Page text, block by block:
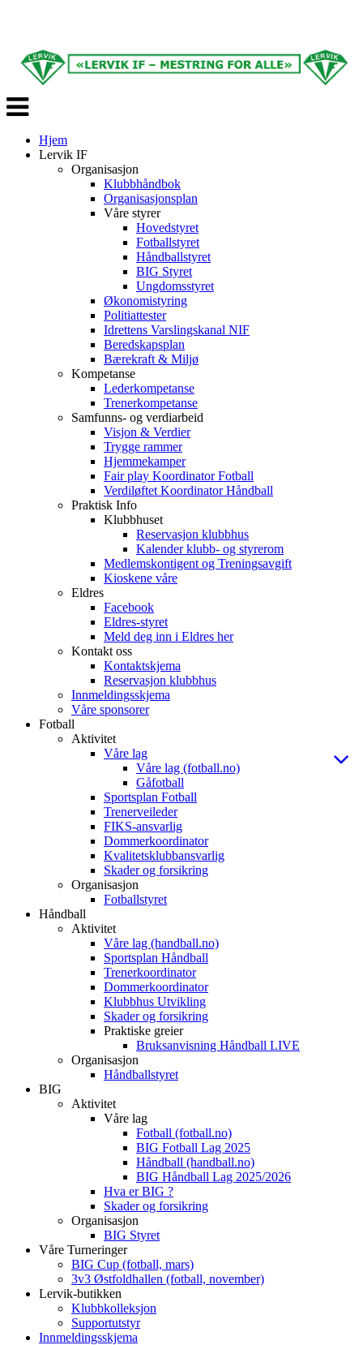
Veksle
navigasjon
Hjem
Lervik IF
Organisasjon
Klubbhåndbok
Organisasjonsplan
Våre styrer
Hovedstyret
Fotballstyret
Håndballstyret
BIG Styret
Ungdomsstyret
Økonomistyring
Politiattester
Idrettens Varslingskanal NIF
Beredskapsplan
Bærekraft & Miljø
Kompetanse
Lederkompetanse
Trenerkompetanse
Samfunns- og verdiarbeid
Visjon & Verdier
Trygge rammer
Hjemmekamper
Fair play Koordinator Fotball
Verdiløftet Koordinator Håndball
Praktisk Info
Klubbhuset
Reservasjon klubbhus
Kalender klubb- og styrerom
Medlemskontigent og Treningsavgift
Kioskene våre
Eldres
Facebook
Eldres-styret
Meld deg inn i Eldres her
Kontakt oss
Kontaktskjema
Reservasjon klubbhus
Innmeldingsskjema
Våre sponsorer
Fotball
Aktivitet
Våre lag
Våre lag (fotball.no)
Gåfotball
Sportsplan Fotball
Trenerveileder
FIKS-ansvarlig
Dommerkoordinator
Kvalitetsklubbansvarlig
Skader og forsikring
Organisasjon
Fotballstyret
Håndball
Aktivitet
Våre lag (handball.no)
Sportsplan Håndball
Trenerkoordinator
Dommerkoordinator
Klubbhus Utvikling
Skader og forsikring
Praktiske greier
Bruksanvisning Håndball LIVE
Organisasjon
Håndballstyret
BIG
Aktivitet
Våre lag
Fotball (fotball.no)
BIG Fotball Lag 2025
Håndball (handball.no)
BIG Håndball Lag 2025/2026
Hva er BIG ?
Skader og forsikring
Organisasjon
BIG Styret
Våre Turneringer
BIG Cup (fotball, mars)
3v3 Østfoldhallen (fotball, november)
Lervik-butikken
Klubbkolleksjon
Supportutstyr
Innmeldingsskjema